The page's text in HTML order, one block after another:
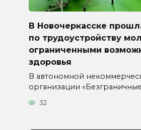
В Новочеркасске
по трудоустройству
ограниченными
здоровья
В автономной
организации «Безграничные
32